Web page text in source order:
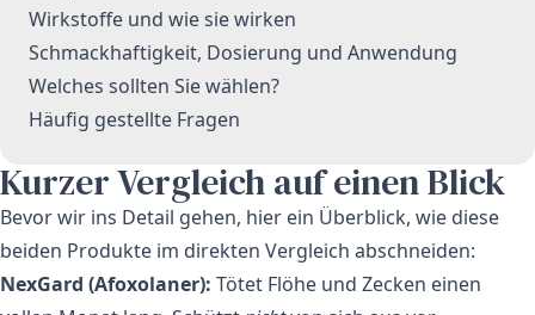
Wirkstoffe und wie sie wirken
Schmackhaftigkeit, Dosierung und Anwendung
Welches sollten Sie wählen?
Häufig gestellte Fragen
Kurzer Vergleich auf einen Blick
Bevor wir ins Detail gehen, hier ein Überblick, wie diese
beiden Produkte im direkten Vergleich abschneiden:
NexGard (Afoxolaner): Tötet Flöhe und Zecken einen